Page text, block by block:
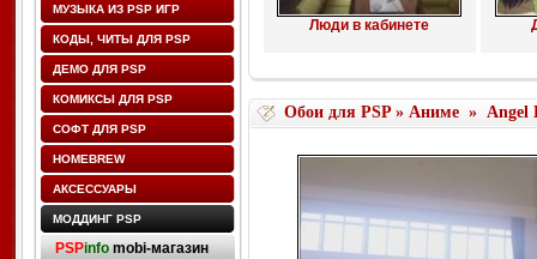
МУЗЫКА ИЗ PSP ИГР
КОДЫ, ЧИТЫ ДЛЯ PSP
ДЕМО ДЛЯ PSP
КОМИКСЫ ДЛЯ PSP
СОФТ ДЛЯ PSP
HOMEBREW
АКСЕССУАРЫ
МОДДИНГ PSP
PSPinfo mobi-магазин
Люди в кабинете
Обои для PSP» Аниме» Angel